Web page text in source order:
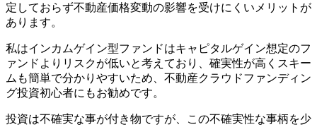
定しておらず不動産価格変動の影響を受けにくいメリット が
あります。
私はインカムゲイン型ファンドはキャピタルゲイン想定のフ
ァンドよりリスクが低いと考えており、確実性が高くスキー
ムも簡単で分かりやすいため、不動産クラウドファンディン
グ投資初心者にもお勧めです。
投資は不確実な事が付き物ですが、この不確実性な事柄を少